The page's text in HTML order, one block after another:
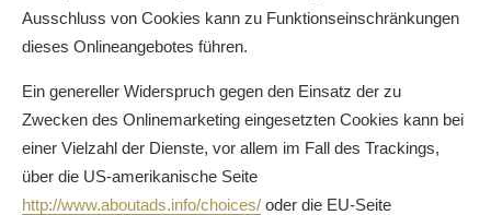
Ausschluss von Cookies kann zu Funktionseinschränkungen
dieses Onlineangebotes führen.
Ein genereller Widerspruch gegen den Einsatz der zu
Zwecken des Onlinemarketing eingesetzten Cookies kann bei
einer Vielzahl der Dienste, vor allem im Fall des Trackings,
über die US-amerikanische Seite
http://www.aboutads.info/choices/ oder die EU-Seite